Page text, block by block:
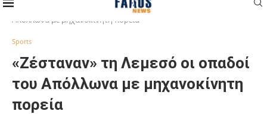
Home
«Ζέσταναν» τη Λεμεσό οι οπαδοί του
Απόλλωνα με μηχανοκίνητη πορεία
Sports
«Ζέσταναν» τη Λεμεσό οι οπαδοί
του Απόλλωνα με μηχανοκίνητη
πορεία